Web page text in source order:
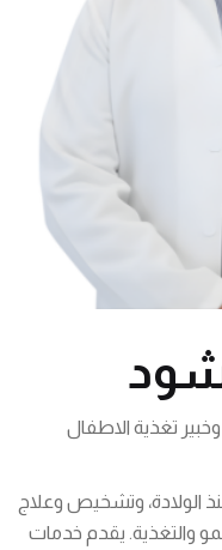
تغذية الاطفال
الولادة، وتشخيص وعلاج
والتغذية. يقدم خدمات